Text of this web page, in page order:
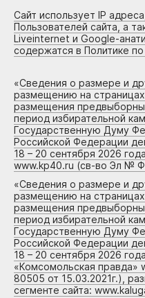
Сайт использует IP
Пользователей сайта, а
Liveinternet и Google-
содержатся в Политике
«Сведения о размере и
размещению на
размещения
период избирательной
Государственную Думу
Российской Федерации
18 – 20 сентября 2026
www.kp40.ru (св-во Эл №
«Сведения о размере и
размещению на
размещения
период избирательной
Государственную Думу
Российской Федерации
18 – 20 сентября 2026
«Комсомольская
80505 от 15.03.2021г.),
сегменте сайта: